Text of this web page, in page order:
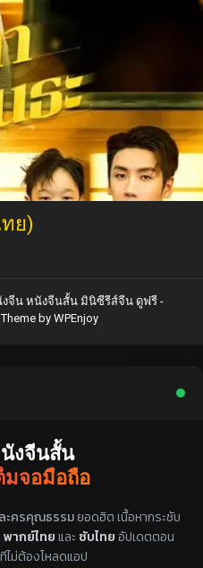
ย)
งจีน หนังจีนสั้น มินิซีรีส์จีน ดูฟรี -
by WPEnjoy
งจีนสั้น
มจอมือถือ
ทย ซับไทย
ละครคุณธรรมยอดฮิต เนื้อหากระชับ
พากย์ไทยและ ซับไทยอัปเดตตอน
ไม่ต้องโหลดแอป